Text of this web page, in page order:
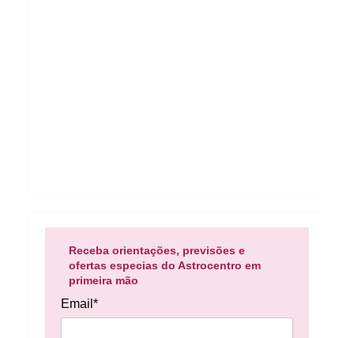
Receba orientações, previsões e
ofertas especias do Astrocentro em
primeira mão
Email*